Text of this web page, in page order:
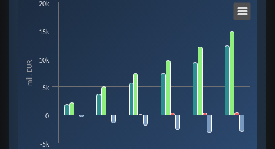
Chart
View as data table, Chart
The chart has 1 X axis displaying categories.
The chart has 1 Y axis displaying mil. EUR. Data ranges from -3099.5 to
mil. EUR
-5k
0
5k
10k
15k
20k